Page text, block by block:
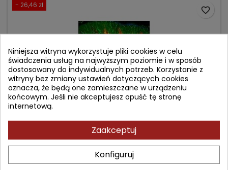
- 26,46 zł
CLINICAL DERMATOLOGY
favorite_border
Niniejsza witryna wykorzystuje pliki cookies w celu
świadczenia usług na najwyższym poziomie i w sposób
dostosowany do indywidualnych potrzeb. Korzystanie z
witryny bez zmiany ustawień dotyczących cookies
oznacza, że będą one zamieszczane w urządzeniu
końcowym. Jeśli nie akceptujesz opuść tę stronę
internetową.
Zaakceptuj
Konfiguruj